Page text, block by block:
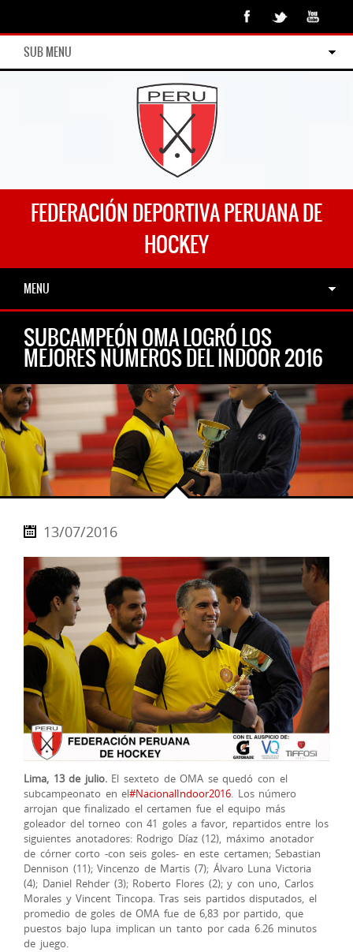
SUB MENU
FEDERACIÓN DEPORTIVA PERUANA DE
HOCKEY
MENU
SUBCAMPEÓN OMA LOGRÓ LOS
MEJORES NÚMEROS DEL INDOOR 2016
13/07/2016
Lima, 13 de julio.El sexteto de OMA se quedó con el
subcampeonato en el‪#‎NacionalIndoor2016‬. Los número
arrojan que finalizado el certamen fue el equipo más
goleador del torneo con 41 goles a favor, repartidos entre los
siguientes anotadores: Rodrigo Díaz (12), máximo anotador
de córner corto -con seis goles- en este certamen; Sebastian
Dennison (11); Vincenzo de Martis (7); Álvaro Luna Victoria
(4); Daniel Rehder (3); Roberto Flores (2); y con uno, Carlos
Morales y Vincent Tincopa. Tras seis partidos disputados, el
promedio de goles de OMA fue de 6,83 por partido, que
puestos bajo lupa implican un tanto por cada 6.26 minutos
de juego.